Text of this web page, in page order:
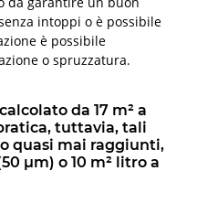
intoppi o è possibile
è possibile
o spruzzatura.
da 17 m² a
tuttavia, tali
quasi mai raggiunti,
µm) o 10 m² litro a